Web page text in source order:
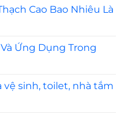
Cao Bao Nhiêu Là
Ứng Dụng Trong
vệ sinh, toilet, nhà tắm